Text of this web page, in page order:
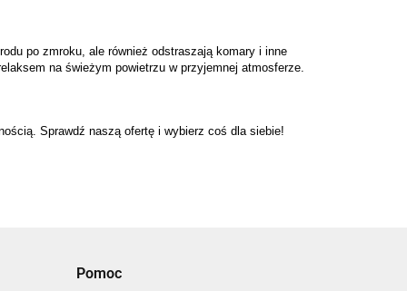
po zmroku, ale również odstraszają komary i inne
na świeżym powietrzu w przyjemnej atmosferze.
Sprawdź naszą ofertę i wybierz coś dla siebie!
Pomoc